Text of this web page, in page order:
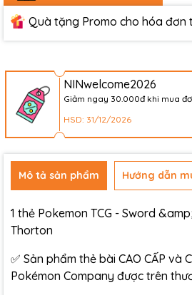
Quà tặng Promo cho hóa đơn
NINwelcome2026
Giảm ngay 30.000đ khi mua
HSD: 31/12/2026
Mô tả sản phẩm Hướng dẫn
1 thẻ Pokemon TCG - Sword
Thorton
✅ Sản phẩm thẻ bài CAO CẤP và
Pokémon Company được trên